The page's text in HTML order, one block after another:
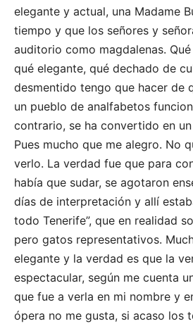
elegante y actual, una Madame
tiempo y que los señores y
auditorio como magdalenas.
qué elegante, qué dechado de
desmentido tengo que hacer de
un pueblo de analfabetos
contrario, se ha convertido en
Pues mucho que me alegro. No
verlo. La verdad fue que para
había que sudar, se agotaron
días de interpretación y allí
todo Tenerife”, que en realidad
pero gatos representativos.
elegante y la verdad es que la
espectacular, según me cuenta
que fue a verla en mi nombre y
ópera no me gusta, si acaso los